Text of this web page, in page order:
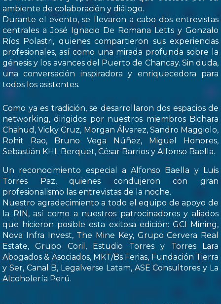
ambiente de colaboración y diálogo.
Durante el evento, se llevaron a cabo dos entrevistas
centrales a José Ignacio De Romana Letts y Gonzalo
Ríos Polastri, quienes compartieron sus experiencias
profesionales, así como una mirada profunda sobre la
génesis y los avances del Puerto de Chancay. Sin duda,
una conversación inspiradora y enriquecedora para
todos los asistentes.
Como ya es tradición, se desarrollaron dos espacios de
networking, dirigidos por nuestros miembros Bichara
Chahud, Vicky Cruz, Morgan Álvarez, Sandro Maggiolo,
Rohit Rao, Bruno Vega Núñez, Miguel Honores,
Sebastián KHL Berquet, César Barrios y Alfonso Baella.
Un reconocimiento especial a Alfonso Baella y Luis
Torres Paz, quienes condujeron con gran
profesionalismo las entrevistas de la noche.
Nuestro agradecimiento a todo el equipo de apoyo de
la RIN, así como a nuestros patrocinadores y aliados
que hicieron posible esta exitosa edición: GCI Mining,
Nova Infra Invest, The Mine Key, Grupo Cervera Real
Estate, Grupo Coril, Estudio Torres y Torres Lara
Abogados & Asociados, MKT/Bs Ferias, Fundación Tierra
y Ser, Canal B, Legalverse Latam, ASE Consultores y La
Alcoholería Perú.